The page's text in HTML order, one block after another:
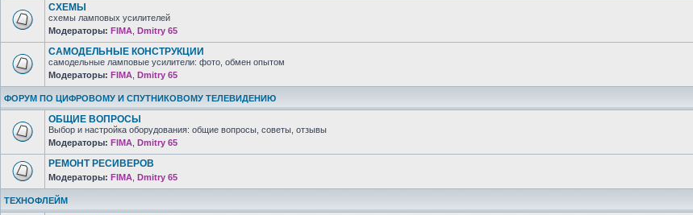
СХЕМЫ
схемы ламповых усилителей
Модераторы: FIMA Dmitry 65
САМОДЕЛЬНЫЕ КОНСТРУКЦИИ
самодельные ламповые усилители: фото, обмен опытом
Модераторы: FIMA Dmitry 65
ФОРУМ ПО ЦИФРОВОМУ И СПУТНИКОВОМУ ТЕЛЕВИДЕНИЮ
ОБЩИЕ ВОПРОСЫ
Выбор и настройка оборудования: общие вопросы, советы, отзывы
Модераторы: FIMA Dmitry 65
РЕМОНТ РЕСИВЕРОВ
Модераторы: FIMA Dmitry 65
ТЕХНОФЛЕЙМ